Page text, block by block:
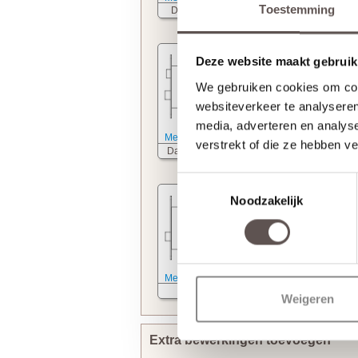
Toestemming
Deze website maakt
We gebruiken cookies om
websiteverkeer te
media, adverteren en
verstrekt of die ze hebben
Toestemmingsselectie
Noodzakelijk
Weigeren
Deurkrukslot
WC slot
Meer informatie
Dag- nachtslot
Meer informatie
Cilinderslot
Meer informatie
Extra bewerkingen toevoegen